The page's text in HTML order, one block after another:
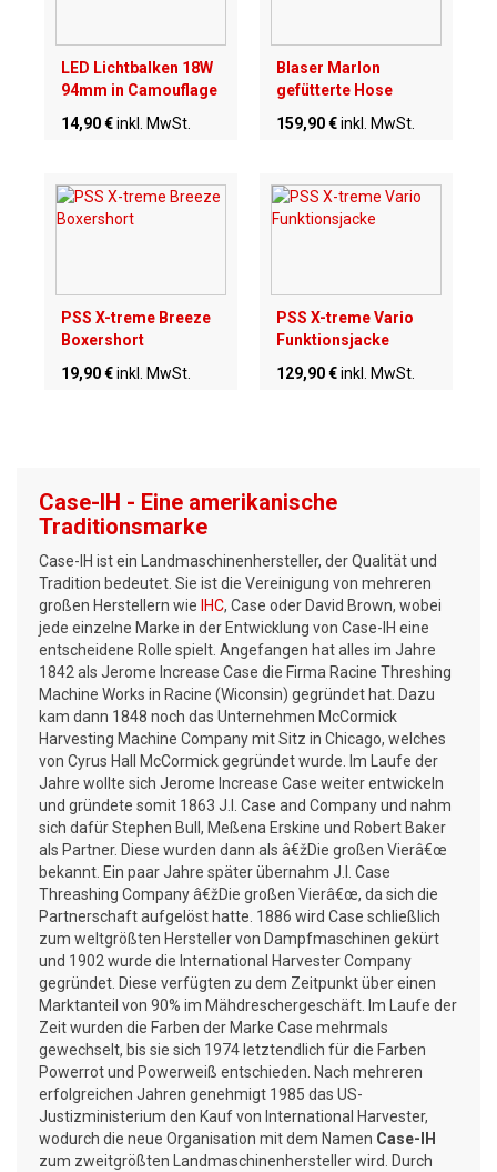
LED Lichtbalken 18W
94mm in Camouflage
14,90 €inkl. MwSt.
Blaser Marlon
gefütterte Hose
159,90 €inkl. MwSt.
PSS X-treme Breeze
Boxershort
19,90 €inkl. MwSt.
PSS X-treme Vario
Funktionsjacke
129,90 €inkl. MwSt.
Case-IH - Eine amerikanische
Traditionsmarke
Case-IH ist ein Landmaschinenhersteller, der Qualität und
Tradition bedeutet. Sie ist die Vereinigung von mehreren
großen Herstellern wie IHC, Case oder David Brown, wobei
jede einzelne Marke in der Entwicklung von Case-IH eine
entscheidene Rolle spielt. Angefangen hat alles im Jahre
1842 als Jerome Increase Case die Firma Racine Threshing
Machine Works in Racine (Wiconsin) gegründet hat. Dazu
kam dann 1848 noch das Unternehmen McCormick
Harvesting Machine Company mit Sitz in Chicago, welches
von Cyrus Hall McCormick gegründet wurde. Im Laufe der
Jahre wollte sich Jerome Increase Case weiter entwickeln
und gründete somit 1863 J.I. Case and Company und nahm
sich dafür Stephen Bull, Meßena Erskine und Robert Baker
als Partner. Diese wurden dann als â€žDie großen Vierâ€œ
bekannt. Ein paar Jahre später übernahm J.I. Case
Threashing Company â€žDie großen Vierâ€œ, da sich die
Partnerschaft aufgelöst hatte. 1886 wird Case schließlich
zum weltgrößten Hersteller von Dampfmaschinen gekürt
und 1902 wurde die International Harvester Company
gegründet. Diese verfügten zu dem Zeitpunkt über einen
Marktanteil von 90% im Mähdreschergeschäft. Im Laufe der
Zeit wurden die Farben der Marke Case mehrmals
gewechselt, bis sie sich 1974 letztendlich für die Farben
Powerrot und Powerweiß entschieden. Nach mehreren
erfolgreichen Jahren genehmigt 1985 das US-
Justizministerium den Kauf von International Harvester,
wodurch die neue Organisation mit dem Namen Case-IH
zum zweitgrößten Landmaschinenhersteller wird. Durch